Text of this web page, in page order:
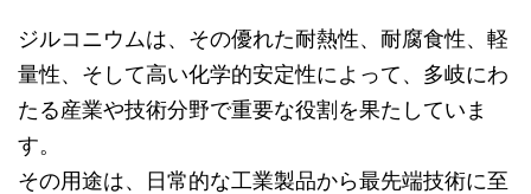
ジルコニウムは、その優れた耐熱性、耐腐食性、軽
量性、そして高い化学的安定性によって、多岐にわ
たる産業や技術分野で重要な役割を果たしていま
す。
その用途は、日常的な工業製品から最先端技術に至